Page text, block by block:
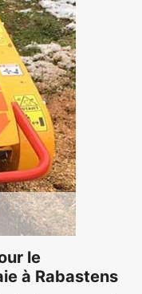
le
à Rabastens